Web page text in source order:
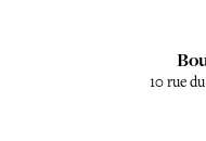
10 rue